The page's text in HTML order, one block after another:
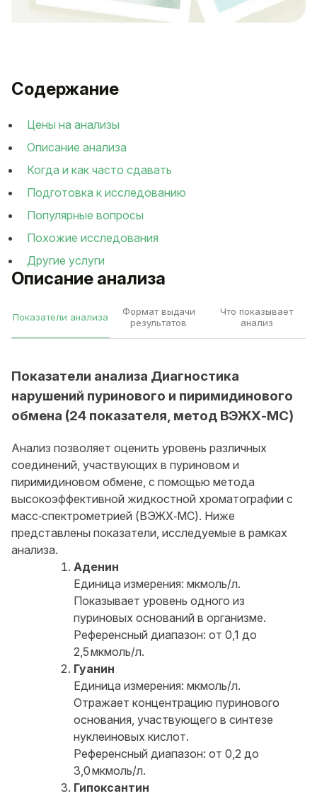
Описание анализа
Показатели анализа
Формат выдачи
результатов
Что показывает
анализ
Показатели анализа Диагностика
нарушений пуринового и пиримидинового
обмена (24 показателя, метод ВЭЖХ-МС)
Анализ позволяет оценить уровень различных
соединений, участвующих в пуриновом и
пиримидиновом обмене, с помощью метода
высокоэффективной жидкостной хроматографии с
масс‑спектрометрией (ВЭЖХ‑МС). Ниже
представлены показатели, исследуемые в рамках
анализа.
Аденин
Единица измерения: мкмоль/л.
Показывает уровень одного из
пуриновых оснований в организме.
Референсный диапазон: от 0,1 до
2,5 мкмоль/л.
Гуанин
Единица измерения: мкмоль/л.
Отражает концентрацию пуринового
основания, участвующего в синтезе
нуклеиновых кислот.
Референсный диапазон: от 0,2 до
3,0 мкмоль/л.
Гипоксантин
Содержание
Цены на анализы
Описание анализа
Когда и как часто сдавать
Подготовка к исследованию
Популярные вопросы
Похожие исследования
Другие услуги